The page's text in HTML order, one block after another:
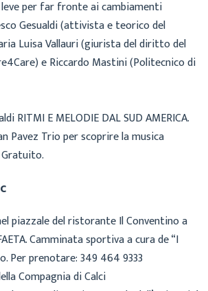
per far fronte ai cambiamenti
Gesualdi (attivista e teorico del
Luisa Vallauri (giurista del diritto del
e Riccardo Mastini (Politecnico di
RITMI E MELODIE DAL SUD AMERICA.
Pavez Trio per scoprire la musica
piazzale del ristorante Il Conventino a
Camminata sportiva a cura de “I
Per prenotare: 349 464 9333
Compagnia di Calci